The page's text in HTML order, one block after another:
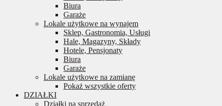
Biura
Garaże
Lokale użytkowe na wynajem
Sklep, Gastronomia, Usługi
Hale, Magazyny, Składy
Hotele, Pensjonaty
Biura
Garaże
Lokale użytkowe na zamianę
Pokaż wszystkie oferty
DZIAŁKI
Działki na sprzedaż